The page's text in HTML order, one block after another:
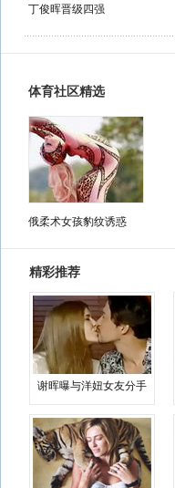
丁俊晖晋级四强
体育社区精选
俄柔术女孩豹纹诱惑
精彩推荐
谢晖曝与洋妞女友分手